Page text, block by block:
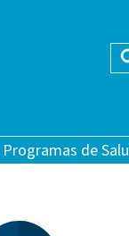
Programas de